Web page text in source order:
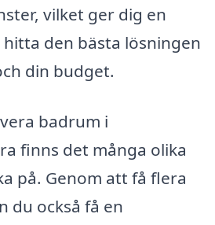
vilket ger dig en
den bästa lösningen
din budget.
badrum i
finns det många olika
på. Genom att få flera
du också få en